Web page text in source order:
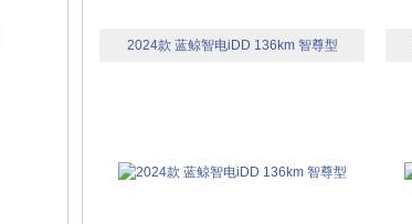
2024款 蓝鲸智电iDD 136km 智尊型